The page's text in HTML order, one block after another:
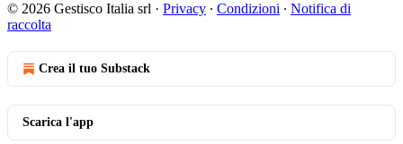
© 2026 Gestisco Italia srl · Privacy ∙ Condizioni ∙ Notifica di
raccolta
Crea il tuo Substack
Scarica l'app